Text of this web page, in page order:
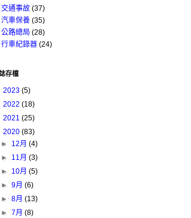
交通事故 (37)
汽車保養 (35)
公路總局 (28)
行車紀錄器 (24)
存檔
2023 (5)
2022 (18)
2021 (25)
2020 (83)
► 12月(4)
► 11月(3)
► 10月(5)
►9月(6)
►8月(13)
►7月(8)